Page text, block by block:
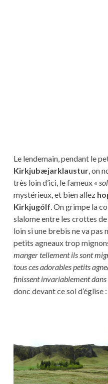
Le lendemain, pendant le
Kirkjubæjarklaustur, on
très loin d’ici, le fameux «
mystérieux, et bien allez
Kirkjugólf. On grimpe la
slalome entre les crottes
loin si une brebis ne va pas
petits agneaux trop
manger tellement ils sont
tous ces adorables petits
finissent invariablement dans
donc devant ce sol d’église :